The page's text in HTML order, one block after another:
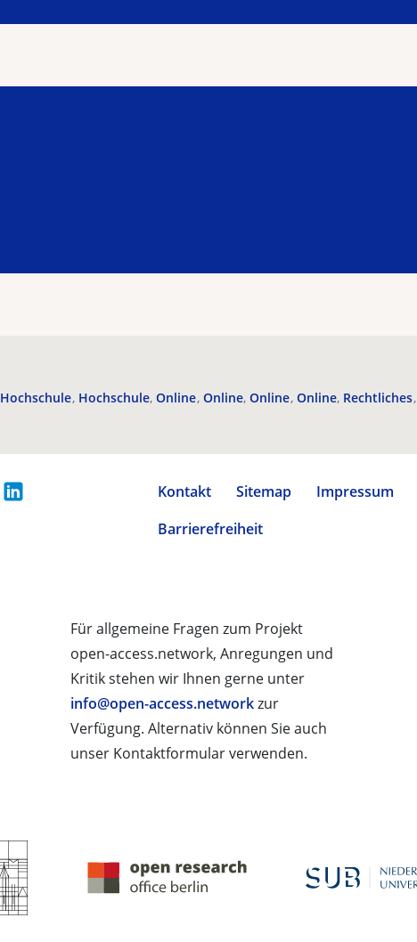
Hochschule Hochschule Online Online Online Online Rechtliches
Kontakt Sitemap Impressum
Barrierefreiheit
Für allgemeine Fragen zum Projekt
open-access.network, Anregungen und
Kritik stehen wir Ihnen gerne unter
info@open-access.networkzur
Verfügung. Alternativ können Sie auch
unser Kontaktformular verwenden.